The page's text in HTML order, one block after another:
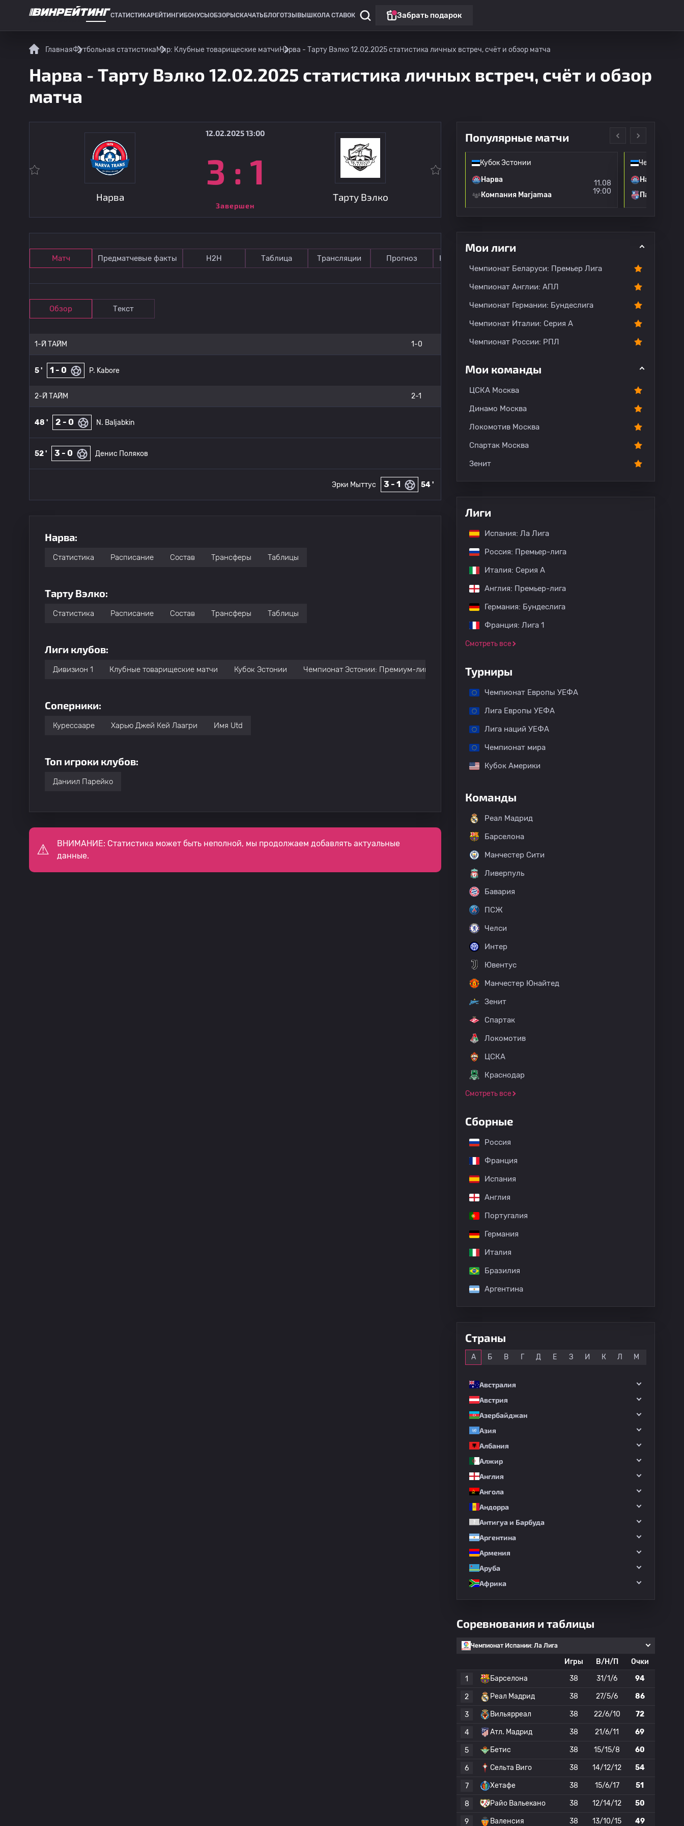
СТАТИСТИКАРЕЙТИНГИ БОНУСЫ ОБЗОРЫ СКАЧАТЬ БЛОГОТЗЫВЫ ШКОЛА СТАВОК Забрать подарок
ГлавнаяФутбольная статистикаМир: Клубные товарищеские матчиНарва - Тарту Вэлко 12.02.2025 статистика личных встреч, счёт и обзор матча
Нарва - Тарту Вэлко 12.02.2025 статистика личных встреч, счёт и обзор
матча
Нарва
12.02.2025 13:00
3 : 1
Завершен
Тарту Вэлко
Матч Предматчевые факты Н2Н Таблица Трансляции Прогноз Комментарии
Обзор Текст
1-Й ТАЙМ 1-0
5 ' 1 - 0 P. Kabore
2-Й ТАЙМ 2-1
48 ' 2 - 0 N. Baljabkin
52 ' 3 - 0 Денис Поляков
54 '
3 - 1
Эрки Мыттус
Нарва:
Статистика Расписание Состав Трансферы Таблицы
Тарту Вэлко:
Статистика Расписание Состав Трансферы Таблицы
Лиги клубов:
Дивизион 1 Клубные товарищеские матчи Кубок Эстонии Чемпионат Эстонии: Премиум-лига
Соперники:
Курессааре Харью Джей Кей Лаагри Имя Utd
Топ игроки клубов:
Даниил Парейко
ВНИМАНИЕ: Статистика может быть неполной, мы продолжаем добавлять актуальные
данные.
Популярные матчи
Дивизион 1
Тарту Вэлко
Флора II
Кубок Эстонии
Нарва
Компания Marjamaa
11.08
19:00
Чемпионат
Нарва
Пайде
Мои лиги
Чемпионат Беларуси: Премьер Лига
Чемпионат Англии: АПЛ
Чемпионат Германии: Бундеслига
Чемпионат Италии: Серия А
Чемпионат России: РПЛ
Мои команды
ЦСКА Москва
Динамо Москва
Локомотив Москва
Спартак Москва
Зенит
Лиги
Испания: Ла Лига
Россия: Премьер-лига
Италия: Серия А
Англия: Премьер-лига
Германия: Бундеслига
Франция: Лига 1
Смотреть все
Турниры
Чемпионат Европы УЕФА
Лига Европы УЕФА
Лига наций УЕФА
Чемпионат мира
Кубок Америки
Команды
Реал Мадрид
Барселона
Манчестер Сити
Ливерпуль
Бавария
ПСЖ
Челси
Интер
Ювентус
Манчестер Юнайтед
Зенит
Спартак
Локомотив
ЦСКА
Краснодар
Смотреть все
Сборные
Россия
Франция
Испания
Англия
Португалия
Германия
Италия
Бразилия
Аргентина
Страны
А Б В Г Д Е З И К Л М
Австралия
Австрия
Азербайджан
Азия
Албания
Алжир
Англия
Ангола
Андорра
Антигуа и Барбуда
Аргентина
Армения
Аруба
Африка
Соревнования и таблицы
Чемпионат Испании: Ла Лига
Игры В/Н/П
Очки
1
Барселона 38 31/1/6 94
2 Реал Мадрид 38 27/5/6 86
3 Вильярреал 38 22/6/10 72
4 Атл. Мадрид 38 21/6/11 69
5 Бетис 38 15/15/8 60
6 Сельта Виго 38 14/12/12 54
7 Хетафе 38 15/6/17 51
8 Райо Вальекано 38 12/14/12 50
9 Валенсия 38 13/10/15 49